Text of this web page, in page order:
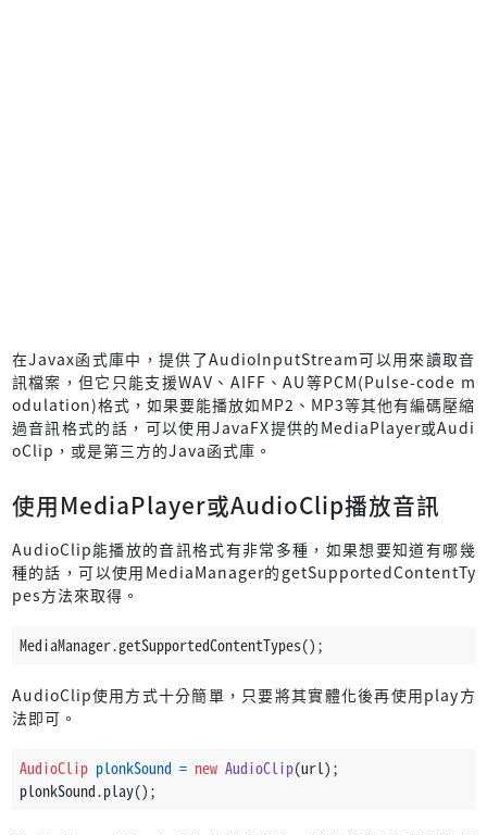
在Javax函式庫中，提供了AudioInputStream可以用來讀取音
訊檔案，但它只能支援WAV、AIFF、AU等PCM(Pulse-code m
odulation)格式，如果要能播放如MP2、MP3等其他有編碼壓縮
過音訊格式的話，可以使用JavaFX提供的MediaPlayer或Audi
oClip，或是第三方的Java函式庫。
使用MediaPlayer或AudioClip播放音訊
AudioClip能播放的音訊格式有非常多種，如果想要知道有哪幾
種的話，可以使用MediaManager的getSupportedContentTy
pes方法來取得。
MediaManager.getSupportedContentTypes();
AudioClip使用方式十分簡單，只要將其實體化後再使用play方
法即可。
AudioClip plonkSound = new AudioClip(url);
plonkSound.play();